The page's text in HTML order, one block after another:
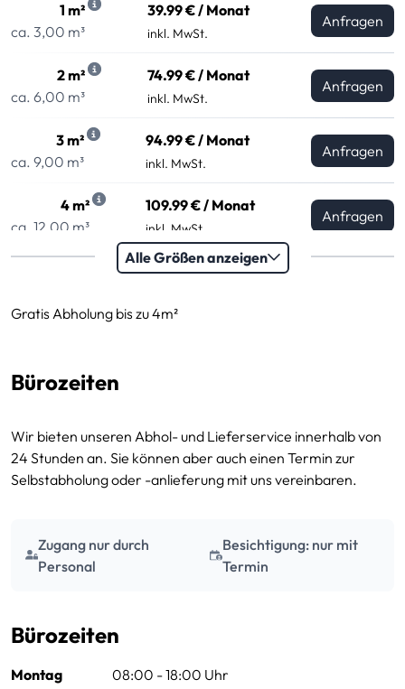
1 m²
ca. 3,00 m³
39.99 € / Monat
inkl. MwSt.
Anfragen
2 m²
ca. 6,00 m³
74.99 € / Monat
inkl. MwSt.
Anfragen
3 m²
ca. 9,00 m³
94.99 € / Monat
inkl. MwSt.
Anfragen
4 m²
ca. 12,00 m³
109.99 € / Monat
inkl. MwSt.
Anfragen
Mittlere Größen
Einrichtung von Wohnungen bis ca. 80 m², für die
Einlagerung von Möbeln, Hausrat, Akten,
Geschäftsunterlagen oder auch für die Einlagerung von
5 m²
129.99 € / Monat
6 m²
ca. 18,00 m³
Alle Größen anzeigen
Gratis Abholung bis zu 4m²
Bürozeiten
Wir bieten unseren Abhol- und Lieferservice innerhalb von
24 Stunden an. Sie können aber auch einen Termin zur
Selbstabholung oder -anlieferung mit uns vereinbaren.
Zugang nur durch
Personal
Besichtigung: nur mit
Termin
Bürozeiten
Montag
08:00 - 18:00 Uhr